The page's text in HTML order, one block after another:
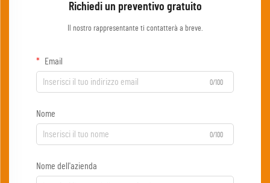
Richiedi un preventivo gratuito
Il nostro rappresentante ti contatterà a breve.
Email
0/100
Nome
0/100
Nome dell'azienda